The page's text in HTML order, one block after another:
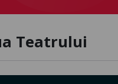
Teatrului